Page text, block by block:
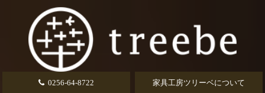
0256-64-8722 家具工房ツリーベについて